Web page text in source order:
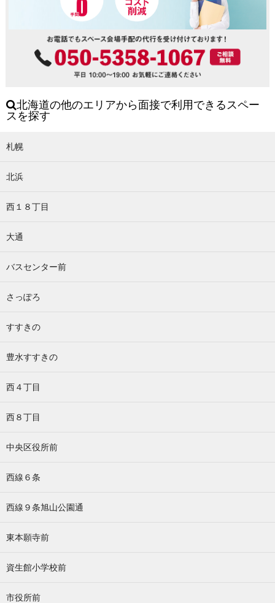
北海道の他のエリアから面接で利用できるスペー
スを探す
札幌
北浜
西１８丁目
大通
バスセンター前
さっぽろ
すすきの
豊水すすきの
西４丁目
西８丁目
中央区役所前
西線６条
西線９条旭山公園通
東本願寺前
資生館小学校前
市役所前